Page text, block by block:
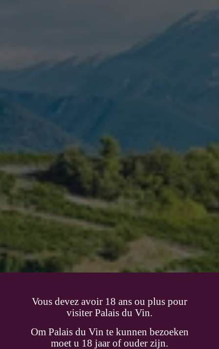
Vous devez avoir 18 ans ou plus pour
visiter Palais du Vin.
Om Palais du Vin te kunnen bezoeken
moet u 18 jaar of ouder zijn.
Famille Perrin
L'histoire de la famille Perrin est indissociable de celle du
Château de Beaucastel.Au coeur de Châteauneuf-du-